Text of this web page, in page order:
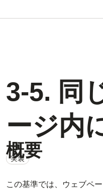
3-5. 同
ージ内
実装
概要
この基準では、ウェブペ